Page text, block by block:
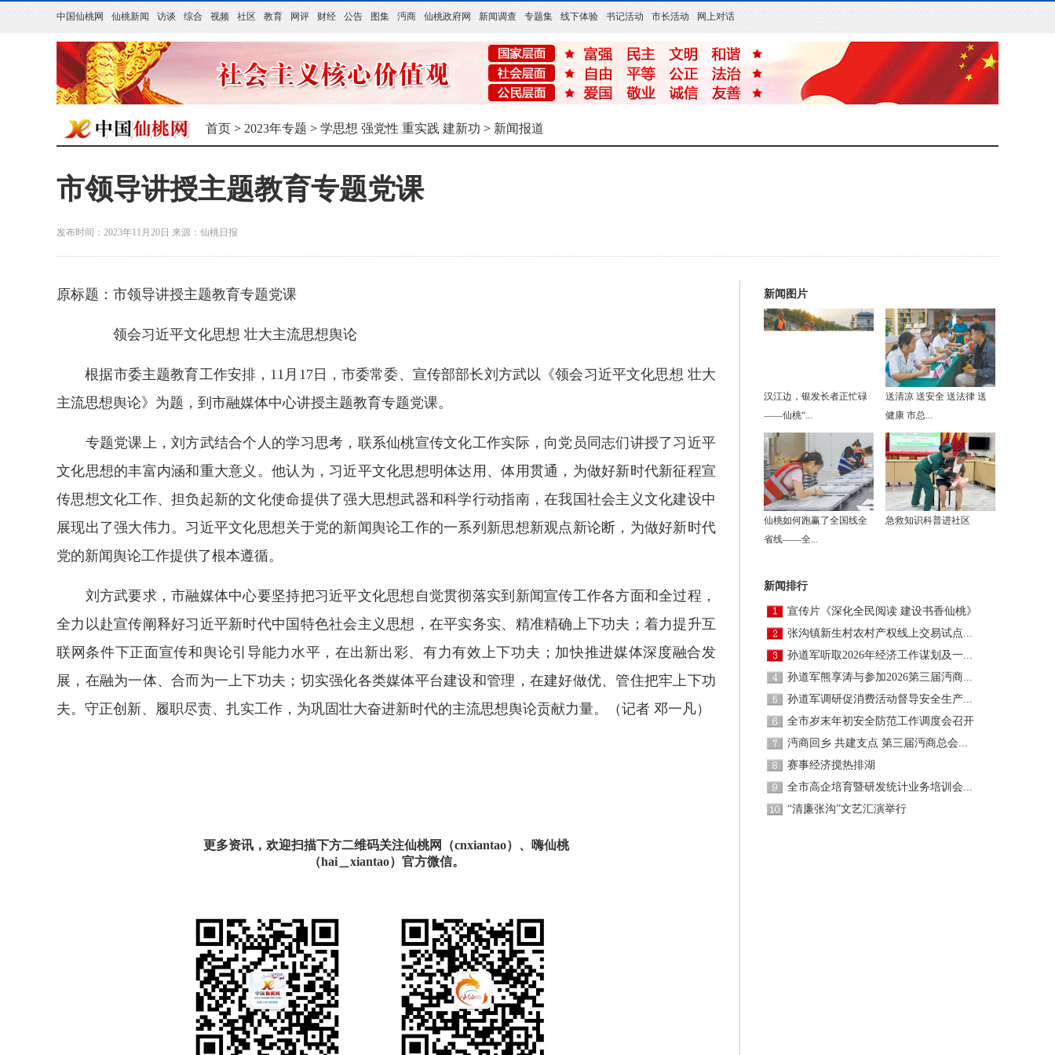
中国仙桃网 仙桃新闻 访谈 综合 视频 社区 教育 网评 财经 公告 图集 沔商 仙桃政府网 新闻调查 专题集 线下体验 书记活动 市长活动 网上对话
首页 > 2023年专题 > 学思想 强党性 重实践 建新功 > 新闻报道
市领导讲授主题教育专题党课
发布时间：2023年11月20日 来源： 仙桃日报
原标题：市领导讲授主题教育专题党课
领会习近平文化思想 壮大主流思想舆论
根据市委主题教育工作安排，11月17日，市委常委、宣传部部长刘方武以《领会习近平文化思想 壮大
主流思想舆论》为题，到市融媒体中心讲授主题教育专题党课。
专题党课上，刘方武结合个人的学习思考，联系仙桃宣传文化工作实际，向党员同志们讲授了习近平
文化思想的丰富内涵和重大意义。他认为，习近平文化思想明体达用、体用贯通，为做好新时代新征程宣
传思想文化工作、担负起新的文化使命提供了强大思想武器和科学行动指南，在我国社会主义文化建设中
展现出了强大伟力。习近平文化思想关于党的新闻舆论工作的一系列新思想新观点新论断，为做好新时代
党的新闻舆论工作提供了根本遵循。
刘方武要求，市融媒体中心要坚持把习近平文化思想自觉贯彻落实到新闻宣传工作各方面和全过程，
全力以赴宣传阐释好习近平新时代中国特色社会主义思想，在平实务实、精准精确上下功夫；着力提升互
联网条件下正面宣传和舆论引导能力水平，在出新出彩、有力有效上下功夫；加快推进媒体深度融合发
展，在融为一体、合而为一上下功夫；切实强化各类媒体平台建设和管理，在建好做优、管住把牢上下功
夫。守正创新、履职尽责、扎实工作，为巩固壮大奋进新时代的主流思想舆论贡献力量。（记者 邓一凡）
更多资讯，欢迎扫描下方二维码关注仙桃网（cnxiantao）、嗨仙桃
（hai＿xiantao）官方微信。
新闻图片
汉江边，银发长者正忙碌
——仙桃“...
送清凉 送安全 送法律 送
健康 市总...
仙桃如何跑赢了全国线全
省线——全...
急救知识科普进社区
新闻排行
宣传片《深化全民阅读 建设书香仙桃》
张沟镇新生村农村产权线上交易试点...
孙道军听取2026年经济工作谋划及一...
孙道军熊享涛与参加2026第三届沔商...
孙道军调研促消费活动督导安全生产...
全市岁末年初安全防范工作调度会召开
沔商回乡 共建支点 第三届沔商总会...
赛事经济搅热排湖
全市高企培育暨研发统计业务培训会...
“清廉张沟”文艺汇演举行